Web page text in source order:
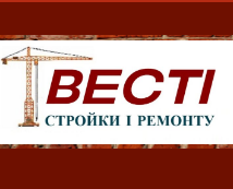
Перейти
вмісту